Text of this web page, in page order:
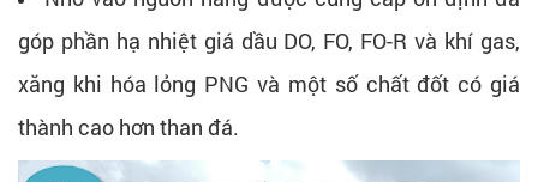
góp phần hạ nhiệt giá dầu DO, FO, FO-R và khí gas,
xăng khi hóa lỏng PNG và một số chất đốt có giá
thành cao hơn than đá.